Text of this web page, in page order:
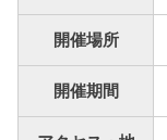
開催場所
開催期間